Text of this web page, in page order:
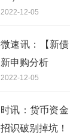
2022-12-05
微速讯：【新
新申购分析
2022-12-05
时讯：货币资
招识破别掉坑！